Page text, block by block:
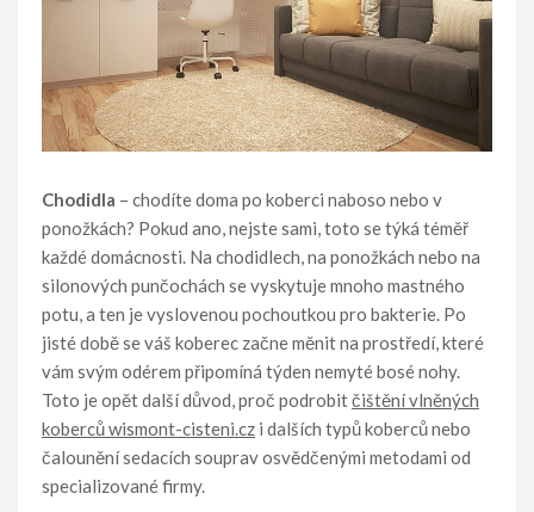
Chodidla – chodíte doma po koberci naboso nebo v
ponožkách? Pokud ano, nejste sami, toto se týká téměř
každé domácnosti. Na chodidlech, na ponožkách nebo na
silonových punčochách se vyskytuje mnoho mastného
potu, a ten je vyslovenou pochoutkou pro bakterie. Po
jisté době se váš koberec začne měnit na prostředí, které
vám svým odérem připomíná týden nemyté bosé nohy.
Toto je opět další důvod, proč podrobitčištění vlněných
koberců wismont-cisteni.cz i dalších typů koberců nebo
čalounění sedacích souprav osvědčenými metodami od
specializované firmy.